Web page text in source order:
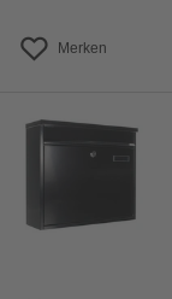
Merken